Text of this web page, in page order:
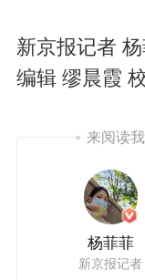
新京报记者
编辑 缪晨霞
来阅读
杨菲菲
新京报记者